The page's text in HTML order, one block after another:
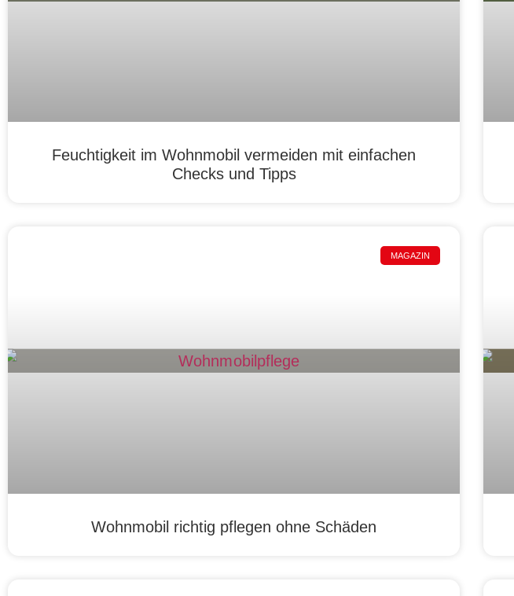
Feuchtigkeit im Wohnmobil vermeiden mit einfachen
Checks und Tipps
MAGAZIN
Wohnmobil richtig pflegen ohne Schäden